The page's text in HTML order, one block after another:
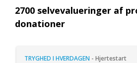
2700 selvevalueringer af
donationer
TRYGHED I HVERDAGEN - Hjertestart